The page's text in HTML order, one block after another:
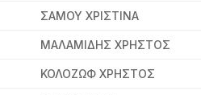
ΣΑΜΟΥ ΧΡΙΣΤΙΝΑ
ΜΑΛΑΜΙΔΗΣ ΧΡΗΣΤΟΣ
ΚΟΛΟΖΩΦ ΧΡΗΣΤΟΣ